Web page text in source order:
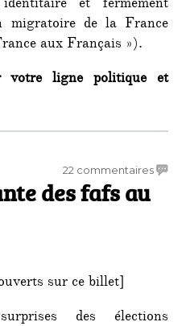
et fermement
migratoire de la France
aux Français »).
ligne politique et
avec Thomas Joly,
22 commentairessur
des fafs au
sur ce billet]
des élections